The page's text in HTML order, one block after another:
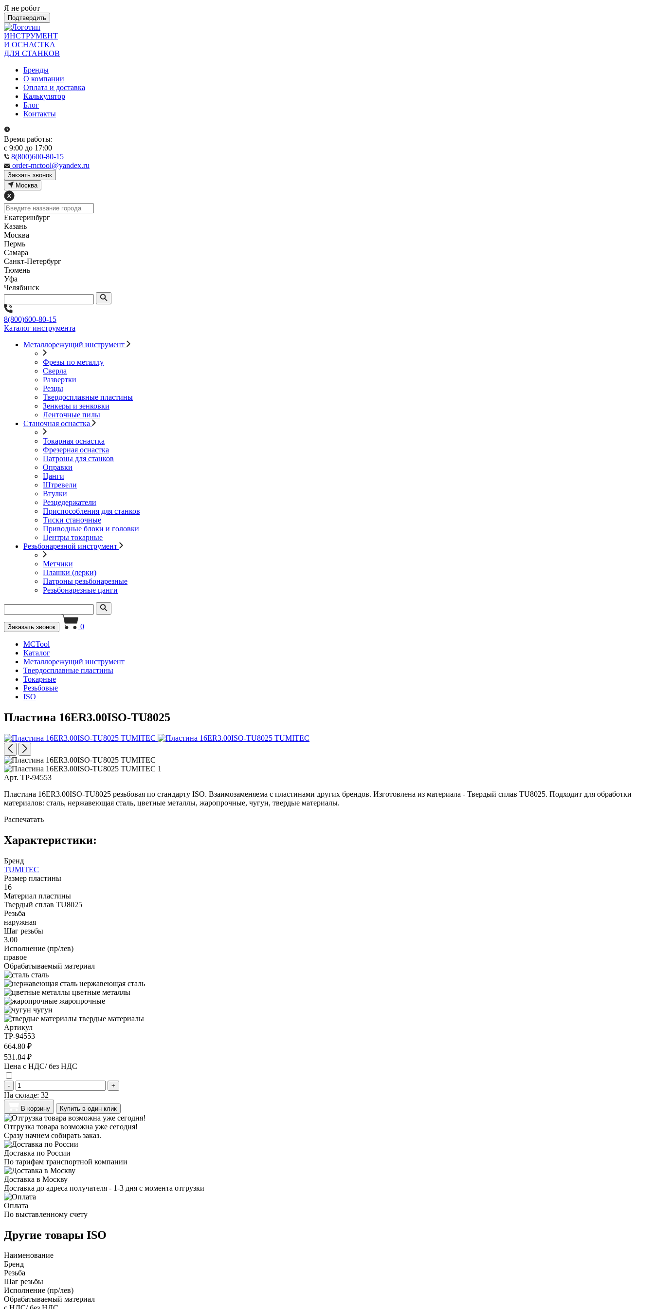
Я не робот
Подтвердить
ИНСТРУМЕНТ
И ОСНАСТКА
ДЛЯ СТАНКОВ
Бренды
О компании
Оплата и доставка
Калькулятор
Блог
Контакты
Время работы:
с 9:00 до 17:00
8(800)600-80-15
order-mctool@yandex.ru
Закзать звонок
Москва
Екатеринбург
Казань
Москва
Пермь
Самара
Санкт-Петербург
Тюмень
Уфа
Челябинск
8(800)600-80-15
Каталог инструмента
Металлорежущий инструмент
Фрезы по металлу
Сверла
Развертки
Резцы
Твердосплавные пластины
Зенкеры и зенковки
Ленточные пилы
Станочная оснастка
Токарная оснастка
Фрезерная оснастка
Патроны для станков
Оправки
Цанги
Штревели
Втулки
Резцедержатели
Приспособления для станков
Тиски станочные
Приводные блоки и головки
Центры токарные
Резьбонарезной инструмент
Метчики
Плашки (лерки)
Патроны резьбонарезные
Резьбонарезные цанги
Заказать звонок 0
MCTool
Каталог
Металлорежущий инструмент
Твердосплавные пластины
Токарные
Резьбовые
ISO
Пластина 16ER3.00ISO-TU8025
Арт. TP-94553
Пластина 16ER3.00ISO-TU8025 резьбовая по стандарту ISO. Взаимозаменяема с пластинами других брендов. Изготовлена из материала - Твердый сплав TU8025. Подходит для обработки
материалов: сталь, нержавеющая сталь, цветные металлы, жаропрочные, чугун, твердые материалы.
Распечатать
Характеристики:
Бренд
TUMITEC
Размер пластины
16
Материал пластины
Твердый сплав TU8025
Резьба
наружная
Шаг резьбы
3.00
Исполнение (пр/лев)
правое
Обрабатываемый материал
сталь
нержавеющая сталь
цветные металлы
жаропрочные
чугун
твердые материалы
Артикул
TP-94553
664.80 ₽
531.84 ₽
Цена с НДС/ без НДС
- +
На складе: 32
В корзину Купить в один клик
Отгрузка товара возможна уже сегодня!
Сразу начнем собирать заказ.
Доставка по России
По тарифам транспортной компании
Доставка в Москву
Доставка до адреса получателя - 1-3 дня с момента отгрузки
Оплата
По выставленному счету
Другие товары ISO
Наименование
Бренд
Резьба
Шаг резьбы
Исполнение (пр/лев)
Обрабатываемый материал